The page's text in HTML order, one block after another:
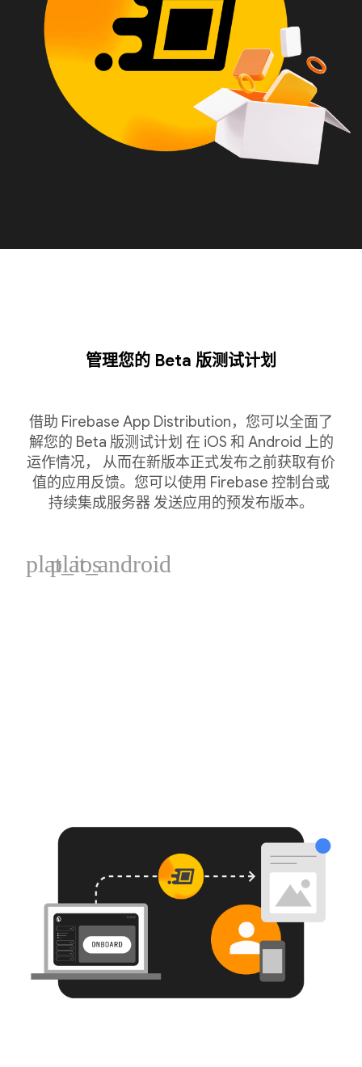
管理您的 Beta 版测试计划
借助 Firebase App Distribution，您可以全面了
解您的 Beta 版测试计划 在 iOS 和 Android 上的
运作情况， 从而在新版本正式发布之前获取有价
值的应用反馈。您可以使用 Firebase 控制台或
持续集成服务器 发送应用的预发布版本。
plat_ios
plat_android